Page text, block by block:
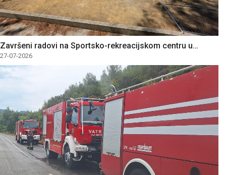
Završeni radovi na Sportsko-rekreacijskom centru u…
27-07-2026